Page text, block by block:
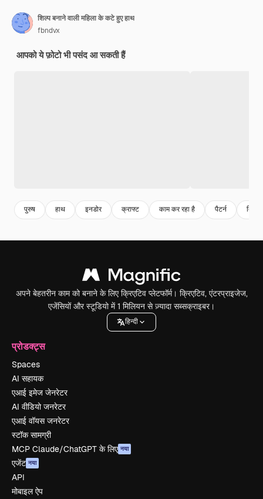
शिल्प बनाने वाली महिला के कटे हुए हाथ
fbndvx
आपको ये फ़ोटो भी पसंद आ सकती हैं
पुरुष हाथ इनडोर क्राफ्ट काम कर रहा है पैटर्न दिन
अपने बेहतरीन काम को बनाने के लिए क्रिएटिव प्लेटफॉर्म। क्रिएटिव, एंटरप्राइजेज,
एजेंसियों और स्टूडियो में 1 मिलियन से ज़्यादा सब्सक्राइबर।
हिन्दी
प्रोडक्ट्स
Spaces
AI सहायक
एआई इमेज जेनरेटर
AI वीडियो जनरेटर
एआई वॉयस जनरेटर
स्टॉक सामग्री
MCP Claude/ChatGPT के लिए नया
एजेंट नया
API
मोबाइल ऐप